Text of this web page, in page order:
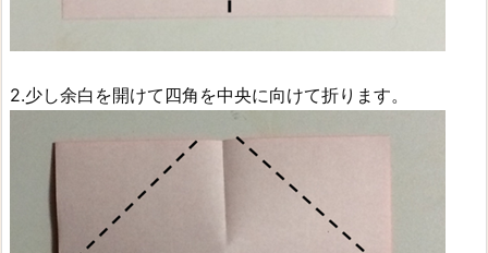
2.少し余白を開けて四角を中央に向けて折ります。